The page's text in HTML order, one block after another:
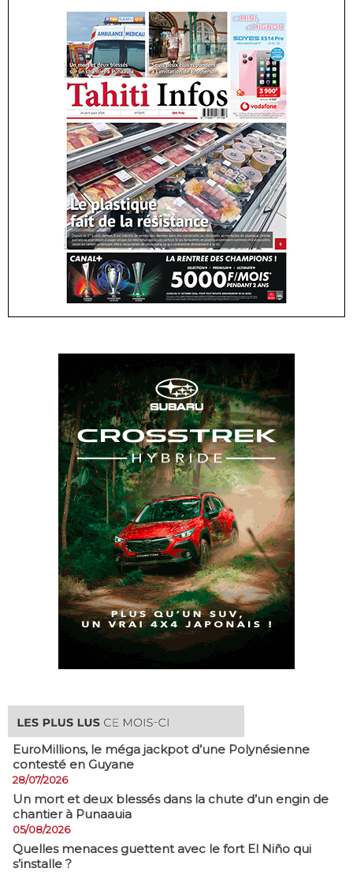
EuroMillions, ​le méga jackpot d’une Polynésienne
contesté en Guyane
28/07/2026
​Un mort et deux blessés dans la chute d’un engin de
chantier à Punaauia
05/08/2026
Quelles menaces guettent avec le fort El Niño qui
s’installe ?